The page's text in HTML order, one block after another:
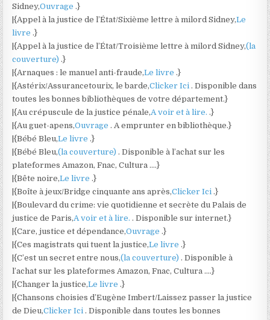
Sidney,Ouvrage.}
|{Appel à la justice de l’État/Sixième lettre à milord Sidney,Le
livre.}
|{Appel à la justice de l’État/Troisième lettre à milord Sidney,(la
couverture).}
|{Arnaques : le manuel anti-fraude,Le livre.}
|{Astérix/Assurancetourix, le barde,Clicker Ici. Disponible dans
toutes les bonnes bibliothèques de votre département.}
|{Au crépuscule de la justice pénale,A voir et à lire..}
|{Au guet-apens,Ouvrage. A emprunter en bibliothèque.}
|{Bébé Bleu,Le livre.}
|{Bébé Bleu,(la couverture). Disponible à l’achat sur les
plateformes Amazon, Fnac, Cultura ….}
|{Bête noire,Le livre.}
|{Boîte à jeux/Bridge cinquante ans après,Clicker Ici.}
|{Boulevard du crime: vie quotidienne et secrète du Palais de
justice de Paris,A voir et à lire.. Disponible sur internet.}
|{Care, justice et dépendance,Ouvrage.}
|{Ces magistrats qui tuent la justice,Le livre.}
|{C’est un secret entre nous,(la couverture). Disponible à
l’achat sur les plateformes Amazon, Fnac, Cultura ….}
|{Changer la justice,Le livre.}
|{Chansons choisies d’Eugène Imbert/Laissez passer la justice
de Dieu,Clicker Ici. Disponible dans toutes les bonnes